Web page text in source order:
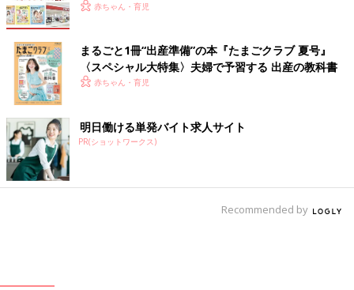
赤ちゃん・育児
まるごと1冊“出産準備”の本『たまごクラブ 夏号』
〈スペシャル大特集〉夫婦で予習する 出産の教科書
赤ちゃん・育児
明日働ける単発バイト求人サイト
PR(ショットワークス)
Recommended by